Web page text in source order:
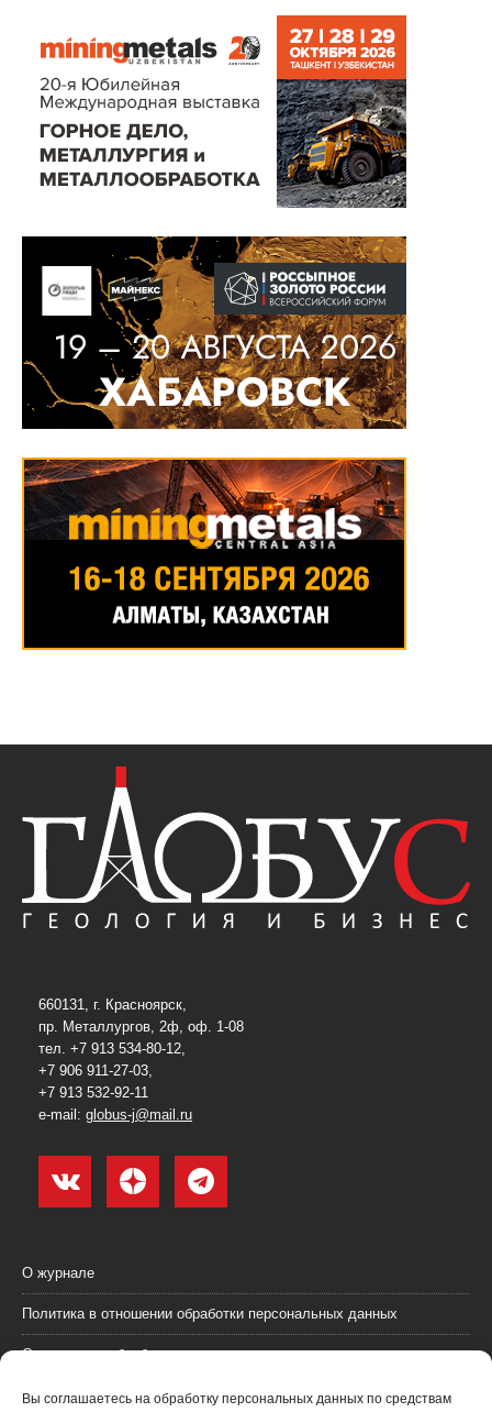
Вы соглашаетесь на обработку персональных данных по средствам
660131, г. Красноярск,
пр. Металлургов, 2ф, оф. 1-08
тел. +7 913 534-80-12,
+7 906 911-27-03,
+7 913 532-92-11
e-mail: globus-j@mail.ru
О журнале
Политика в отношении обработки персональных данных
Согласие на обработку персональных данных
Пользовательское соглашение (оферта)